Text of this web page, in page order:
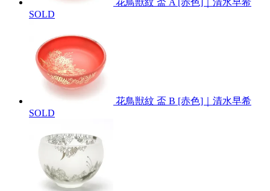
SOLD
花鳥獣紋 盃 B [赤色]｜清水早希
SOLD